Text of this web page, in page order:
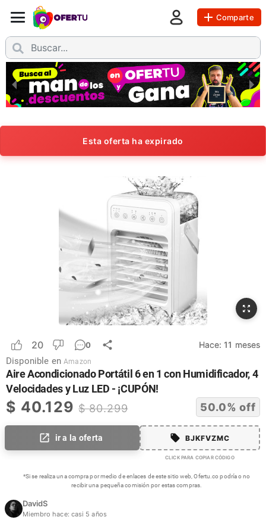
Comparte
Esta oferta ha expirado
20 0 Hace:11 meses
Disponible en Amazon
Aire Acondicionado Portátil 6 en 1 con Humidificador, 4
Velocidades y Luz LED - ¡CUPÓN!
$ 40.129 $80.299 50.0% off
ir a la oferta BJKFVZMC
CLICK PARA COPIAR CÓDIGO
*Si se realiza una compra por medio de enlaces de este sitio web, Ofertu.co podría o no
recibir una pequeña comisión por estas compras.
DavidS
Miembro hace: casi 5 años